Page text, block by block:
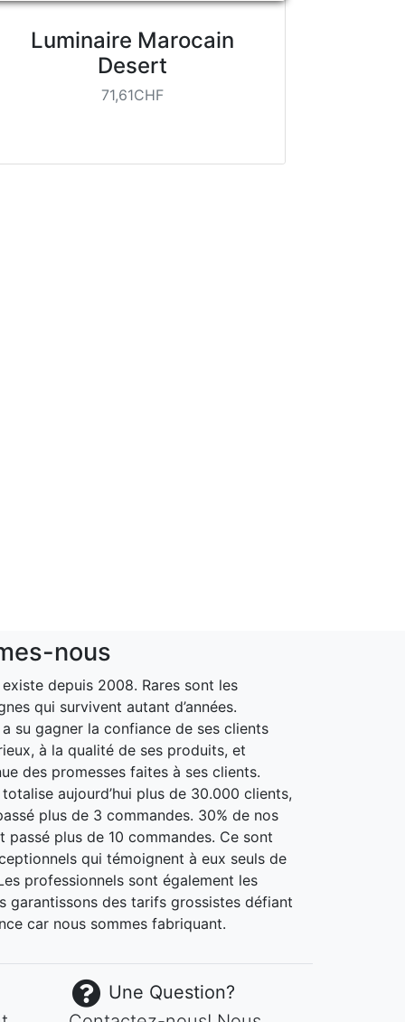
Luminaire Marocain
Desert
71,61CHF
nous
depuis 2008. Rares sont les
qui survivent autant d’années.
su gagner la confiance de ses clients
à la qualité de ses produits, et
des promesses faites à ses clients.
aujourd’hui plus de 30.000 clients,
plus de 3 commandes. 30% de nos
passé plus de 10 commandes. Ce sont
qui témoignent à eux seuls de
professionnels sont également les
garantissons des tarifs grossistes défiant
car nous sommes fabriquant.
Une Question?